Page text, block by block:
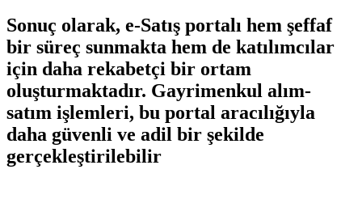
Sonuç olarak, e-Satış portalı hem şeffaf
bir ​süreç sunmakta hem de katılımcılar⁤
için daha rekabetçi bir ortam
oluşturmaktadır.⁣ Gayrimenkul alım-
satım işlemleri, bu ⁣portal aracılığıyla ​
daha güvenli ve adil bir⁤ şekilde
gerçekleştirilebilir